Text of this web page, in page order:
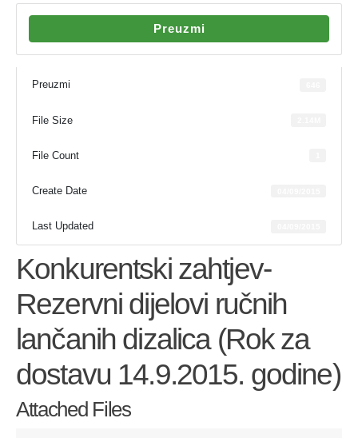
Preuzmi
Preuzmi
File Size
File Count
Create Date
Last Updated
Konkurentski zahtjev-
Rezervni dijelovi ručnih
lančanih dizalica (Rok za
dostavu 14.9.2015. godine)
Attached Files